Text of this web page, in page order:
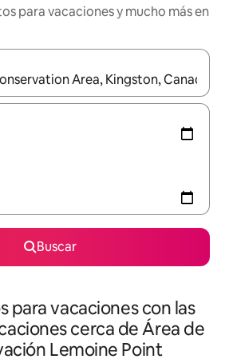
para vacaciones y mucho más en
estén disponibles, navegá con las
Buscar
para vacaciones con las
cerca de Área de
Lemoine Point